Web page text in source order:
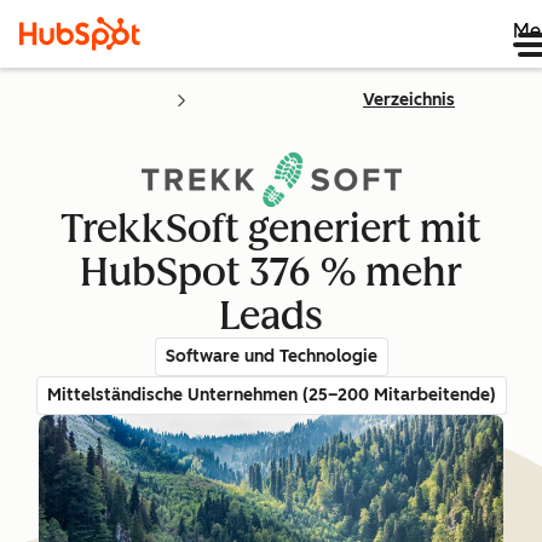
Verzeichnis
TrekkSoft generiert mit
HubSpot 376 % mehr
Leads
Software und Technologie
Mittelständische Unternehmen (25–200 Mitarbeitende)